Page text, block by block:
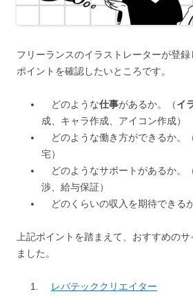
フリーランスのイラストレーターが登
ポイントを確認したいところです。
どのような仕事があるか。（イ
成、キャラ作成、アイコン作成）
どのような働き方ができるか。
宅）
どのようなサポートがあるか。
渉、給与保証）
どのくらいの収入を期待できる
上記ポイントを踏まえて、おすすめの
ました。
レバテッククリエイター